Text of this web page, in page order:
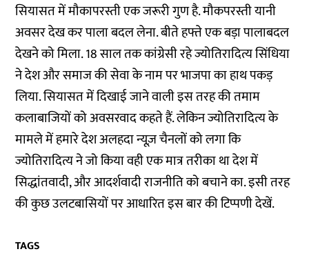
सियासत में मौकापरस्ती एक जरूरी गुण है. मौकपरस्ती यानी
अवसर देख कर पाला बदल लेना. बीते हफ्ते एक बड़ा पालाबदल
देखने को मिला. 18 साल तक कांग्रेसी रहे ज्योतिरादित्य सिंधिया
ने देश और समाज की सेवा के नाम पर भाजपा का हाथ पकड़
लिया. सियासत में दिखाई जाने वाली इस तरह की तमाम
कलाबाजियों को अवसरवाद कहते हैं. लेकिन ज्योतिरादित्य के
मामले में हमारे देश अलहदा न्यूज़ चैनलों को लगा कि
ज्योतिरादित्य ने जो किया वही एक मात्र तरीका था देश में
सिद्धांतवादी, और आदर्शवादी राजनीति को बचाने का. इसी तरह
की कुछ उलटबासियों पर आधारित इस बार की टिप्पणी देखें.
TAGS